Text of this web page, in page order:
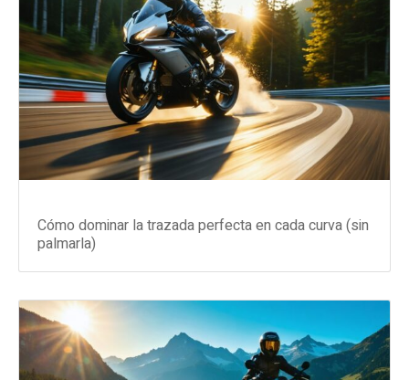
Cómo dominar la trazada perfecta en cada curva (sin
palmarla)